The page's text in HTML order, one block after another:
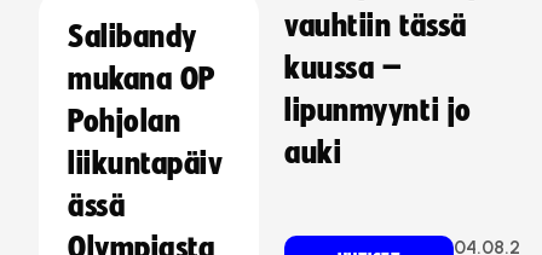
Salibandy
mukana OP
Pohjolan
liikuntapäiv
ässä
vauhtiin tässä
kuussa –
lipunmyynti jo
auki
04.08.2